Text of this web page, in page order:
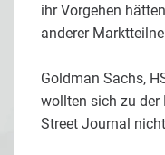
ihr Vorgehen
anderer
Goldman Sachs,
wollten sich zu der
Street Journal